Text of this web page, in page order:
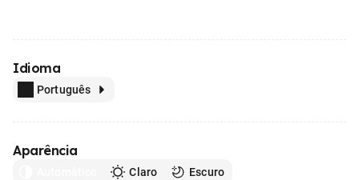
Idioma
Português
Aparência
Claro Escuro